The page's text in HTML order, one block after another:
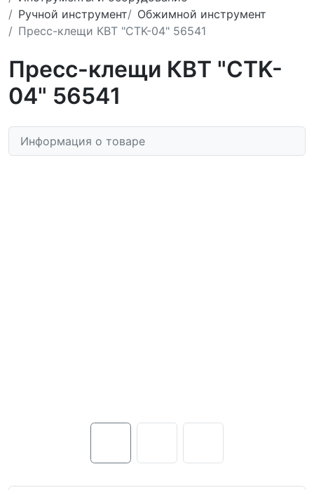
Ручной инструмент
Обжимной инструмент
Пресс-клещи КВТ "CTK-04" 56541
Пресс-клещи КВТ "CTK-
04" 56541
Информация о товаре